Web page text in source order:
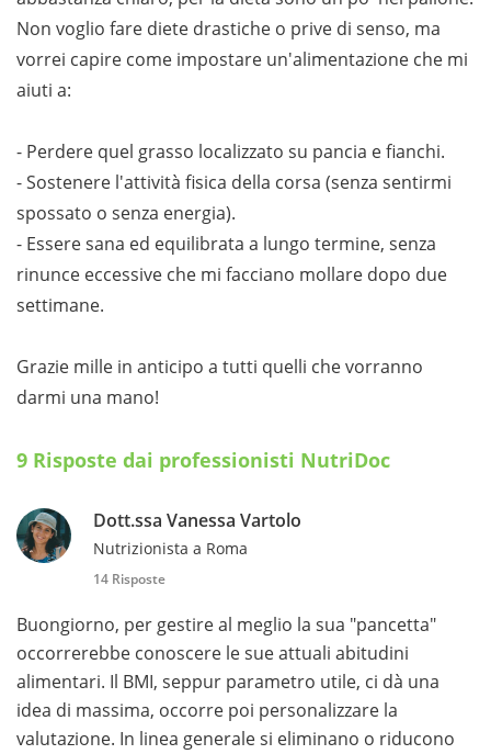
Non voglio fare diete drastiche o prive di senso, ma
vorrei capire come impostare un'alimentazione che mi
aiuti a:
- Perdere quel grasso localizzato su pancia e fianchi.
- Sostenere l'attività fisica della corsa (senza sentirmi
spossato o senza energia).
- Essere sana ed equilibrata a lungo termine, senza
rinunce eccessive che mi facciano mollare dopo due
settimane.
Grazie mille in anticipo a tutti quelli che vorranno
darmi una mano!
9 Risposte dai professionisti NutriDoc
Dott.ssa Vanessa Vartolo
Nutrizionista a Roma
14 Risposte
Buongiorno, per gestire al meglio la sua "pancetta"
occorrerebbe conoscere le sue attuali abitudini
alimentari. Il BMI, seppur parametro utile, ci dà una
idea di massima, occorre poi personalizzare la
valutazione. In linea generale si eliminano o riducono